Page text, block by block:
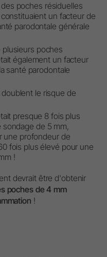
poches résiduelles
un facteur de
parodontale générale
poches
également un facteur
santé parodontale
le risque de
presque 8 fois plus
de 5 mm,
une profondeur de
fois plus élevé pour une
!
devrait être d'obtenir
poches de 4 mm
!